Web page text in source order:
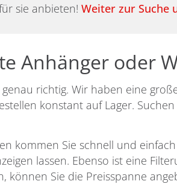
sie anbieten! Weiter zur Suche
Anhänger oder
richtig. Wir haben eine
konstant auf Lager.
kommen Sie schnell und
lassen. Ebenso ist eine
können Sie die Preisspanne